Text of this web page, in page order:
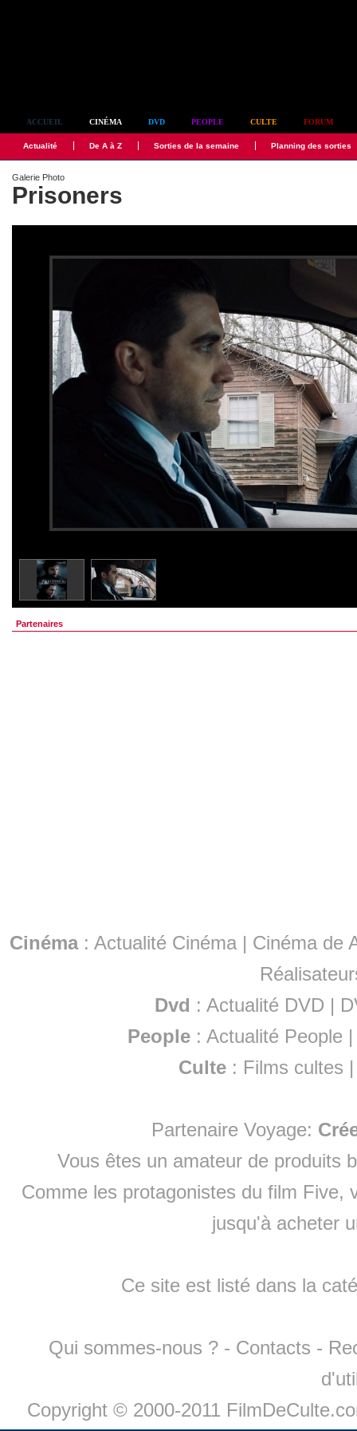
ACCUEIL CINÉMA DVD PEOPLE CULTE FORUM
Actualité De A à Z Sorties de la semaine Planning des sorties
Galerie Photo
Prisoners
Partenaires
Cinéma: Actualité Cinéma | Cinéma de
Dvd : Actualité DVD |
People :Actualité People
Culte : Films cultes
Partenaire Voyage:
Vous êtes un amateur de produits
Comme les protagonistes du film Five,
jusqu'à acheter
Ce site est listé dans la
Qui sommes-nous ? - Contacts -
Copyright © 2000-2011